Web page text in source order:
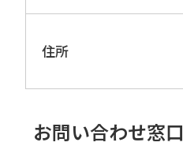
住所
お問い合わせ窓口